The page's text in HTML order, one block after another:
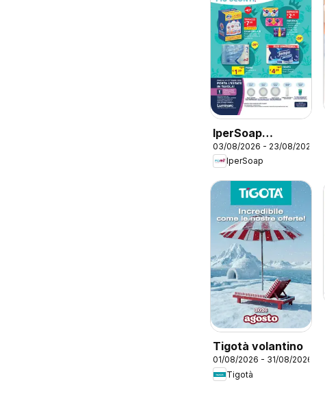
IperSoap
volantino
03/08/2026 - 23/08/2026
IperSoap
Tigotà volantino
01/08/2026 - 31/08/2026
Tigotà